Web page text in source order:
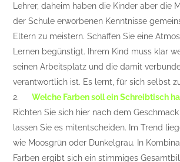
Lehrer, daheim haben die Kinder aber die
der Schule erworbenen Kenntnisse
Eltern zu meistern. Schaffen Sie eine
Lernen begünstigt. Ihrem Kind muss klar
seinen Arbeitsplatz und die damit
verantwortlich ist. Es lernt, für sich selbst
2.
Welche Farben soll ein Schreibtisch
Richten Sie sich hier nach dem Geschmack
lassen Sie es mitentscheiden. Im Trend
wie Moosgrün oder Dunkelgrau. In
Farben ergibt sich ein stimmiges